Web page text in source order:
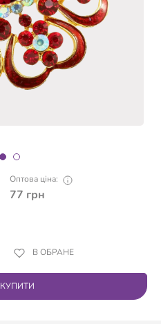
Оптова ціна:
77 грн
В ОБРАНЕ
КУПИТИ